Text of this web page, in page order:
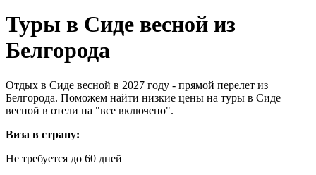
Туры в Сиде весной из
Белгорода
Отдых в Сиде весной в 2027 году - прямой перелет из
Белгорода. Поможем найти низкие цены на туры в Сиде
весной в отели на "все включено".
Виза в страну:
Не требуется до 60 дней